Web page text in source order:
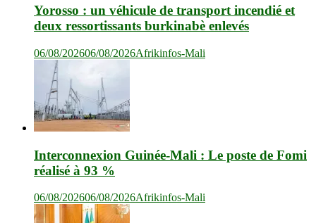
Yorosso : un véhicule de transport incendié et
deux ressortissants burkinabè enlevés
06/08/202606/08/2026Afrikinfos-Mali
Interconnexion Guinée-Mali : Le poste de Fomi
réalisé à 93 %
06/08/202606/08/2026Afrikinfos-Mali